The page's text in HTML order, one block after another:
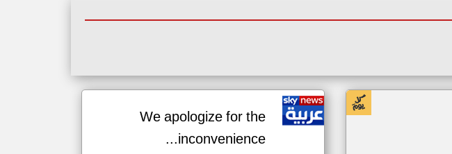
We apologize for the
inconvenience...